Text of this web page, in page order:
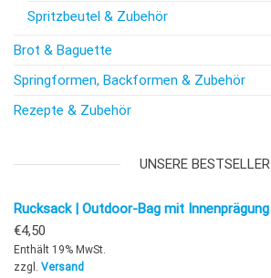
Spritzbeutel & Zubehör
Brot & Baguette
Springformen, Backformen & Zubehör
Rezepte & Zubehör
UNSERE BESTSELLER
Rucksack | Outdoor-Bag mit Innenprägung
€4,50
Enthält 19% MwSt.
zzgl. Versand